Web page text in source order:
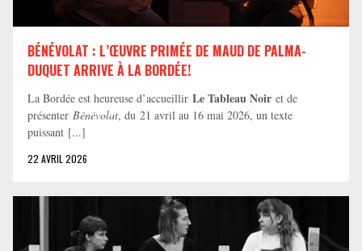
BÉNÉVOLAT : L’ŒUVRE PRIMÉE DE MAUD DE PALMA-
DUQUET ARRIVE À LA BORDÉE!
La Bordée est heureuse d’accueillir Le Tableau Noir et de
présenter Bénévolat, du 21 avril au 16 mai 2026, un texte
puissant [...]
22 AVRIL 2026